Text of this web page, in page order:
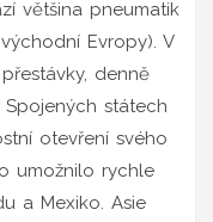
většina pneumatik
Evropy). V
denně
státech
otevření svého
umožnilo rychle
a Mexiko. Asie